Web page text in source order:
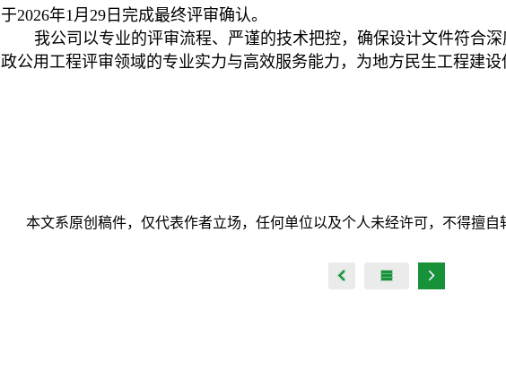
于2026年1月29日完成最终评审确认。
我公司以专业的评审流程、严谨的技术把控，确保设计文件符合
政公用工程评审领域的专业实力与高效服务能力，为地方民生工程建设
本文系原创稿件，仅代表作者立场，任何单位以及个人未经许可，不得擅自